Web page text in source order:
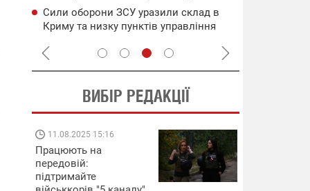
на ТОТ
Сили оборони ЗСУ уразили склад в
Криму та низку пунктів управління
ВИБІР РЕДАКЦІЇ
11.08.2025 15:16
Працюють на
передовій:
підтримайте